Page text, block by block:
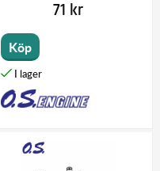
71 kr
Köp